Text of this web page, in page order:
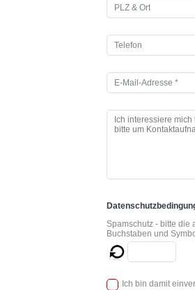
Spamschutz - bitte die
Buchstaben und
Ich bin damit